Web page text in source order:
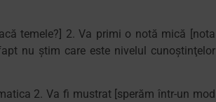
temele?] 2. Va primi o notă mică [nota
nu ştim care este nivelul cunoştinţelor
2. Va fi mustrat [sperăm într-un mod